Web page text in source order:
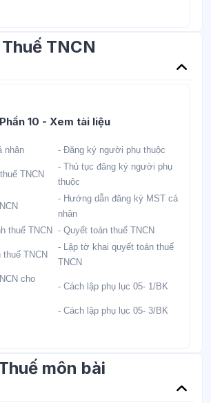
TNCN
10 - Xem tài liệuHọc liệu
nhân - Đăng ký người phụ thuộc
TNCN
- Thủ tục đăng ký người phụ
thuộc
- Hướng dẫn đăng ký MST cá
nhân
thuế TNCN - Quyết toán thuế TNCN
TNCN
- Lập tờ khai quyết toán thuế
TNCN
cho
- Cách lập phụ lục 05- 1/BK
- Cách lập phụ lục 05- 3/BK
môn bài